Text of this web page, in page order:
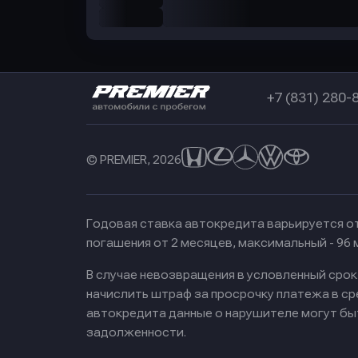
+7 (831) 280-
© PREMIER, 2026
Годовая ставка автокредита варьируется
погашения от 2 месяцев, максимальный - 96
В случае невозвращения в условленный
начислить штраф за просрочку платежа в
автокредита данные о нарушителе могут
задолженности.